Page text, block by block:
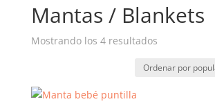
Mantas / Blankets
Mostrando los 4 resultadosOrdenado
popularidad